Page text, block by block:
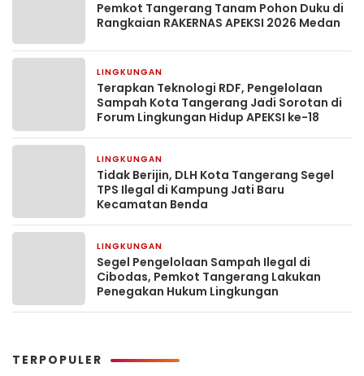
Pemkot Tangerang Tanam Pohon Duku di
Rangkaian RAKERNAS APEKSI 2026 Medan
LINGKUNGAN
Terapkan Teknologi RDF, Pengelolaan
Sampah Kota Tangerang Jadi Sorotan di
Forum Lingkungan Hidup APEKSI ke-18
LINGKUNGAN
Tidak Berijin, DLH Kota Tangerang Segel
TPS Ilegal di Kampung Jati Baru
Kecamatan Benda
LINGKUNGAN
Segel Pengelolaan Sampah Ilegal di
Cibodas, Pemkot Tangerang Lakukan
Penegakan Hukum Lingkungan
TERPOPULER